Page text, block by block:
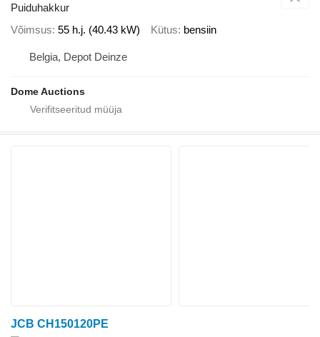
Puiduhakkur
Võimsus 55 h.j. (40.43 kW) Kütus bensiin
Belgia, Depot Deinze
Dome Auctions
JCB CH150120PE